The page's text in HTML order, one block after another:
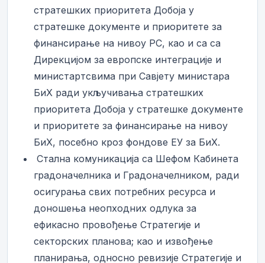
стратешких приоритета Добоја у
стратешке документе и приоритете за
финансирање на нивоу РС, као и са са
Дирекцијом за европске интеграције и
министартсвима при Савјету министара
БиХ ради укључивања стратешких
приоритета Добоја у стратешке документе
и приоритете за финансирање на нивоу
БиХ, посебно кроз фондове ЕУ за БиХ.
­ Стална комуникација са Шефом Кабинета
градоначелника и Градоначелником, ради
осигурања свих потребних ресурса и
доношења неопходних одлука за
ефикасно провођење Стратегије и
секторских планова; као и извођење
планирања, односно ревизије Стратегије и